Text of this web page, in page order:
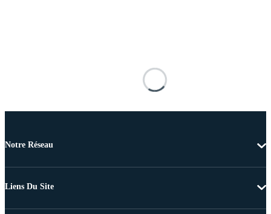
Notre Réseau
Liens Du Site